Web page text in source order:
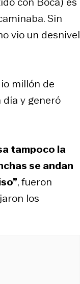
Sin
vio un desnivel
millón de
y generó
tampoco la
se andan
, fueron
los